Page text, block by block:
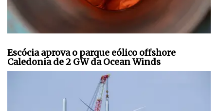
Escócia aprova o parque eólico offshore
Caledonia de 2 GW da Ocean Winds